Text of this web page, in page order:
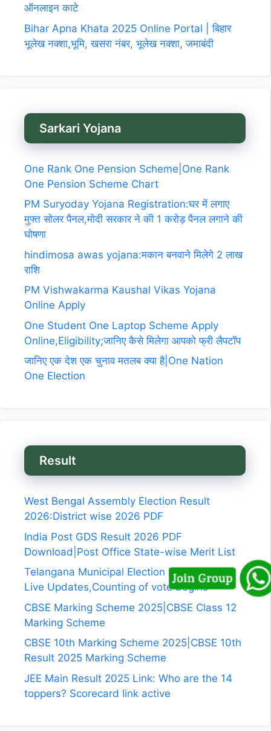
ऑनलाइन काटे
Bihar Apna Khata 2025 Online Portal | बिहार
भूलेख नक्शा,भूमि, खसरा नंबर, भूलेख नक्शा, जमाबंदी
Sarkari Yojana
One Rank One Pension Scheme|One Rank
One Pension Scheme Chart
PM Suryoday Yojana Registration:घर में लगाए
मुफ्त सोलर पैनल,मोदी सरकार ने की 1 करोड़ पैनल लगाने की
घोषणा
hindimosa awas yojana:मकान बनवाने मिलेगे 2 लाख
राशि
PM Vishwakarma Kaushal Vikas Yojana
Online Apply
One Student One Laptop Scheme Apply
Online,Eligibility;जानिए कैसे मिलेगा आपको फ्री लैपटॉप
जानिए एक देश एक चुनाव मतलब क्या है|One Nation
One Election
Result
West Bengal Assembly Election Result
2026:District wise 2026 PDF
India Post GDS Result 2026 PDF
Download|Post Office State-wise Merit List
Telangana Municipal Election Results 2026
Live Updates,Counting of vote begins
CBSE Marking Scheme 2025|CBSE Class 12
Marking Scheme
CBSE 10th Marking Scheme 2025|CBSE 10th
Result 2025 Marking Scheme
JEE Main Result 2025 Link: Who are the 14
toppers? Scorecard link active